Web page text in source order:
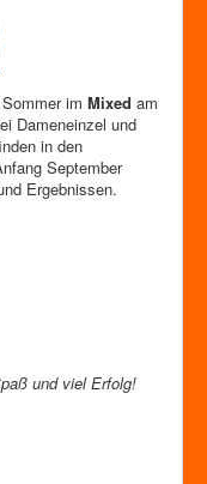
im Mixed am
Dameneinzel und
in den
September
Ergebnissen.
und viel Erfolg!